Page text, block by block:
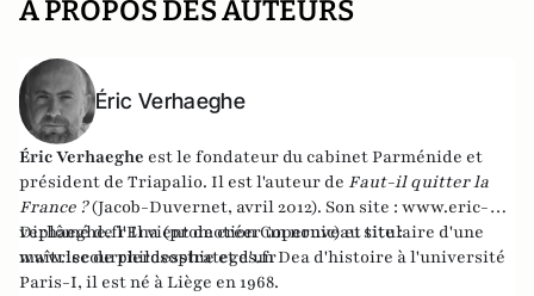
A PROPOS DES AUTEURS
Éric Verhaeghe
Éric Verhaeghe est le fondateur du cabinet Parménide et
président de Triapalio. Il est l'auteur de Faut-il quitter la
France ?(Jacob-Duvernet, avril 2012). Son site : www.eric-
verhaeghe.frIl vient de créer un nouveau site :
www.lecourrierdesstrateges.fr
Diplômé de l'Ena (promotion Copernic) et titulaire d'une
maîtrise de philosophie et d'un Dea d'histoire à l'université
Paris-I, il est né à Liège en 1968.